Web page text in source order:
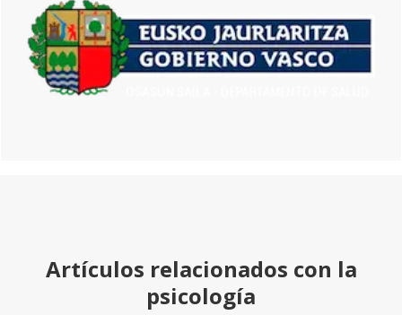
Artículos relacionados con la
psicología